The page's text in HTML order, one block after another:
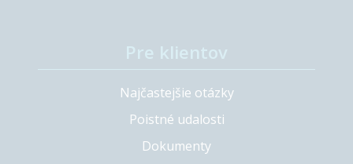
Najčastejšie otázky
Poistné udalosti
Dokumenty